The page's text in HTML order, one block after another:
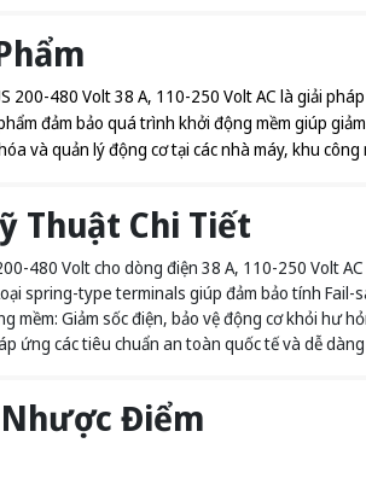
200-480 Volt 38 A, 110-250 Volt AC là giải
đảm bảo quá trình khởi động mềm giúp
và quản lý động cơ tại các nhà máy, khu
Thuật Chi Tiết
480 Volt cho dòng điện 38 A, 110-250 Volt AC
spring-type terminals giúp đảm bảo tính
mềm: Giảm sốc điện, bảo vệ động cơ khỏi hư
ứng các tiêu chuẩn an toàn quốc tế và dễ
Điểm